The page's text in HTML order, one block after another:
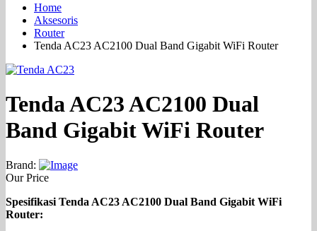
Home
Aksesoris
Router
Tenda AC23 AC2100 Dual Band Gigabit WiFi Router
Tenda AC23 AC2100 Dual
Band Gigabit WiFi Router
Brand:
Our Price
Spesifikasi Tenda AC23 AC2100 Dual Band Gigabit WiFi
Router: